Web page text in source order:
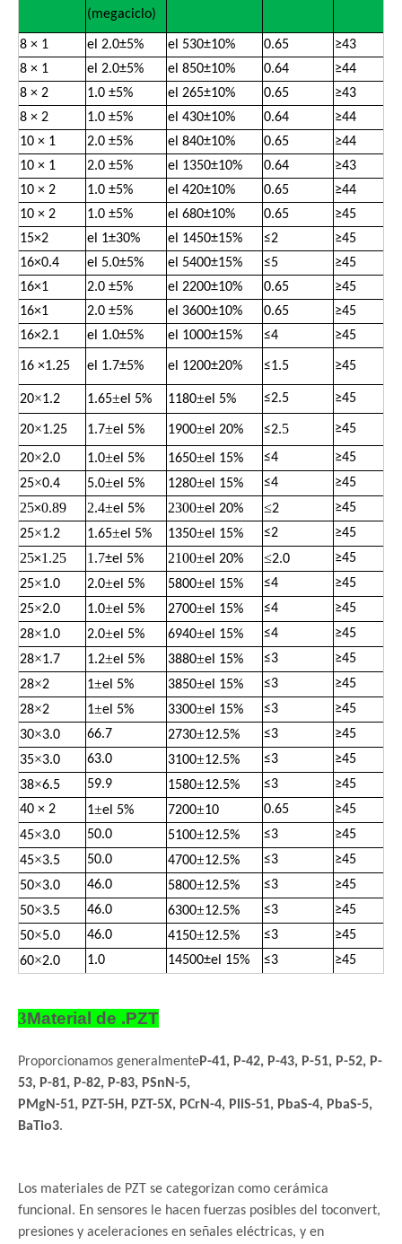
(megaciclo)
8 × 1 el 2.0±5% el 530±10% 0.65
≥43
8 × 1
el 2.0±5% el 850±10% 0.64
≥44
8 × 2
1.0 ±5% el 265±10% 0.65
≥43
8 × 2
1.0 ±5% el 430±10% 0.64
≥44
10 × 1
2.0 ±5% el 840±10% 0.65
≥44
10 × 1
2.0 ±5% el 1350±10% 0.64
≥43
10 × 2
1.0 ±5% el 420±10% 0.65
≥44
10 × 2
1.0 ±5% el 680±10% 0.65
≥45
15×2
el 1±30% el 1450±15% ≤2
≥45
16×0.4
el 5.0±5% el 5400±15% ≤5
≥45
16×1
2.0 ±5% el 2200±10% 0.65
≥45
16×1
2.0 ±5% el 3600±10% 0.65
≥45
16×2.1
el 1.0±5% el 1000±15% ≤4 ≥45
16 ×1.25 el 1.7±5% el 1200±20% ≤1.5 ≥45
20×1.2 1.65±el 5% 1180±el 5% ≤2.5 ≥45
20×1.25 1.7±el 5% 1900±el 20% ≤2.5 ≥45
20×2.0 1.0±el 5% 1650±el 15% ≤4 ≥45
25×0.4 5.0±el 5% 1280±el 15% ≤4 ≥45
25×0.89 2.4±el 5% 2300±el 20% ≤2 ≥45
25×1.2 1.65±el 5% 1350±el 15% ≤2 ≥45
25×1.25 1.7±el 5% 2100±el 20% ≤2.0 ≥45
25×1.0 2.0±el 5% 5800±el 15% ≤4 ≥45
25×2.0 1.0±el 5% 2700±el 15% ≤4 ≥45
28×1.0 2.0±el 5% 6940±el 15% ≤4 ≥45
28×1.7 1.2±el 5% 3880±el 15% ≤3 ≥45
28×2 1±el 5% 3850±el 15% ≤3 ≥45
28×2 1±el 5% 3300±el 15% ≤3 ≥45
30×3.0 66.7 2730±12.5% ≤3 ≥45
35×3.0 63.0 3100±12.5% ≤3 ≥45
38×6.5 59.9 1580±12.5% ≤3 ≥45
40 × 2
1±el 5% 7200±10 0.65 ≥45
45×3.0 50.0 5100±12.5% ≤3 ≥45
45×3.5 50.0 4700±12.5% ≤3 ≥45
50×3.0 46.0 5800±12.5% ≤3 ≥45
50×3.5 46.0 6300±12.5% ≤3 ≥45
50×5.0 46.0 4150±12.5% ≤3 ≥45
60×2.0 1.0 14500±el 15% ≤3 ≥45
3Material de .PZT
Proporcionamos generalmenteP-41, P-42, P-43, P-51, P-52, P-
53, P-81, P-82, P-83, PSnN-5,
PMgN-51, PZT-5H, PZT-5X, PCrN-4, PliS-51, PbaS-4, PbaS-5,
BaTio3.
Los materiales de PZT se categorizan como cerámica
funcional. En sensores le hacen fuerzas posibles del toconvert,
presiones y aceleraciones en señales eléctricas, y en